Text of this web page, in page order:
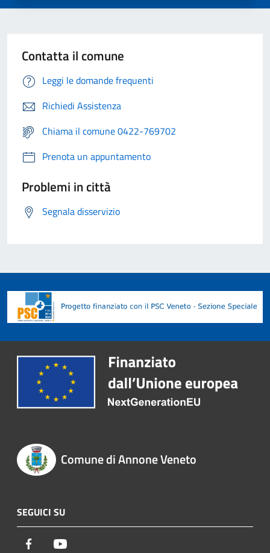
Contatta il comune
Leggi le domande frequenti
Richiedi Assistenza
Chiama il comune 0422-769702
Prenota un appuntamento
Problemi in città
Segnala disservizio
Comune di Annone Veneto
SEGUICI SU
Facebook